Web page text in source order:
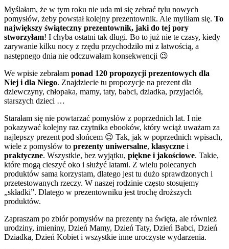
Myślałam, że w tym roku nie uda mi się zebrać tylu nowych
pomysłów, żeby powstał kolejny prezentownik. Ale myliłam się. To
największy świąteczny prezentownik, jaki do tej pory
stworzyłam! I chyba ostatni tak długi. Bo to już nie te czasy, kiedy
zarywanie kilku nocy z rzędu przychodziło mi z łatwością, a
następnego dnia nie odczuwałam konsekwencji 😉
We wpisie zebrałam ponad 120 propozycji prezentowych dla
Niej i dla Niego. Znajdziecie tu propozycje na prezent dla
dziewczyny, chłopaka, mamy, taty, babci, dziadka, przyjaciół,
starszych dzieci …
Starałam się nie powtarzać pomysłów z poprzednich lat. I nie
pokazywać kolejny raz czytnika ebooków, który wciąż uważam za
najlepszy prezent pod słońcem 😉 Tak, jak w poprzednich wpisach,
wiele z pomysłów to prezenty uniwersalne, klasyczne i
praktyczne. Wszystkie, bez wyjątku, piękne i jakościowe. Takie,
które mogą cieszyć oko i służyć latami. Z wielu polecanych
produktów sama korzystam, dlatego jest tu dużo sprawdzonych i
przetestowanych rzeczy. W naszej rodzinie często stosujemy
„składki”. Dlatego w prezentowniku jest trochę droższych
produktów.
Zapraszam po zbiór pomysłów na prezenty na święta, ale również
urodziny, imieniny, Dzień Mamy, Dzień Taty, Dzień Babci, Dzień
Dziadka, Dzień Kobiet i wszystkie inne uroczyste wydarzenia.